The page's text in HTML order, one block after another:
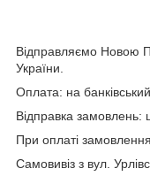
Відправляємо Новою
України.
Оплата: на
Відправка замовлень:
При оплаті
Самовивіз з вул.